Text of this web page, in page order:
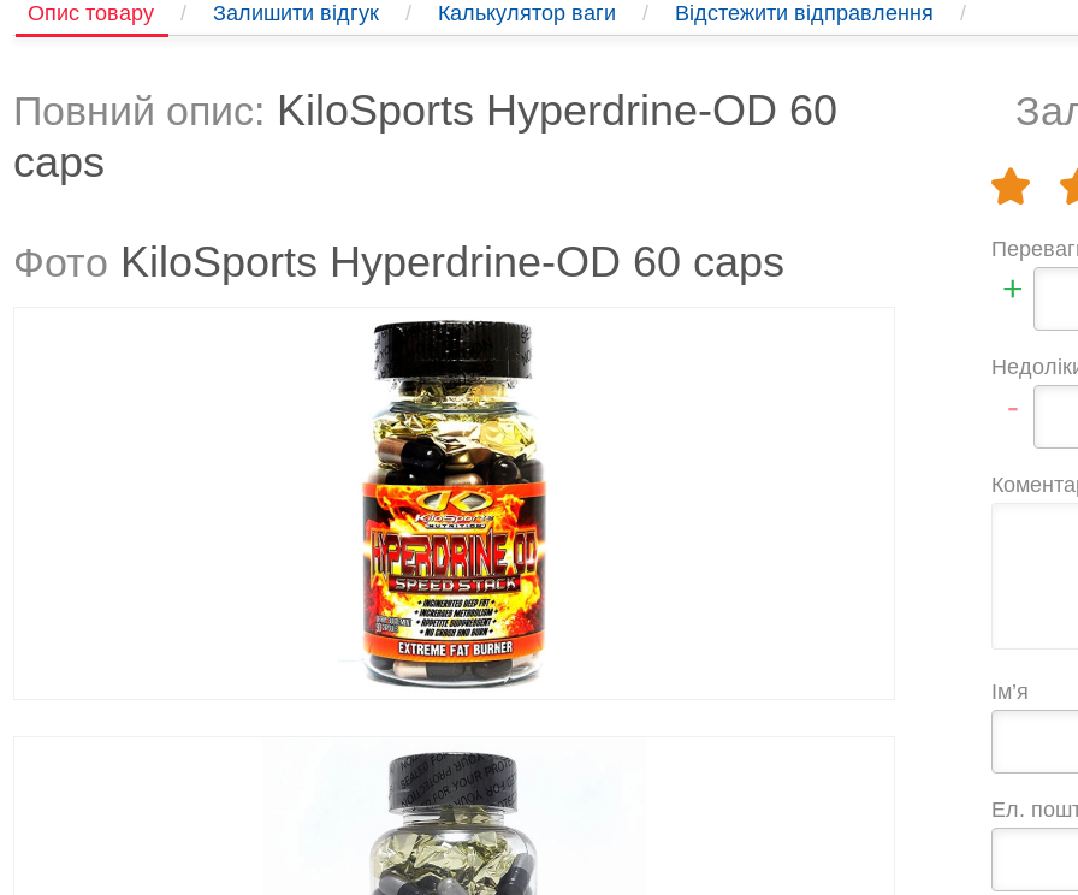
Опис товару / Залишити відгук / Калькулятор ваги / Відстежити відправлення /
Повний опис: KiloSports Hyperdrine-OD 60
caps
Фото KiloSports Hyperdrine-OD 60 caps
+
-
Ім’я
Ел.